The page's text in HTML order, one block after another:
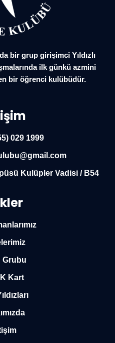
bir grup girişimci Yıldızlı
ilk günkü azmini
bir öğrenci kulübüdür.
029 1999
Kulüpler Vadisi / B54
Grubu
Kart